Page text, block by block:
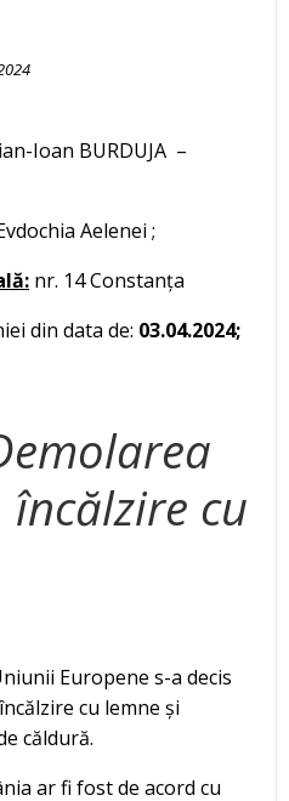
Ioan BURDUJA –
Aelenei ;
nr. 14 Constanța
din data de: 03.04.2024;
cu
Europene s-a decis
cu lemne și
căldură.
ar fi fost de acord cu